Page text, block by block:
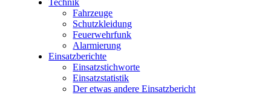
Technik
Fahrzeuge
Schutzkleidung
Feuerwehrfunk
Alarmierung
Einsatzberichte
Einsatzstichworte
Einsatzstatistik
Der etwas andere Einsatzbericht